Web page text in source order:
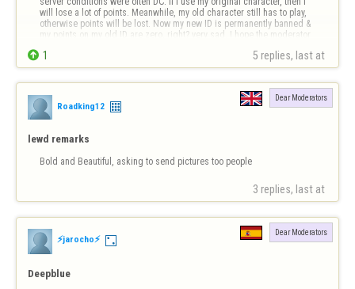
will lose a lot of points. Meanwhile, my old character still has to play,
otherwise points will be lost. Now my new ID is permanently banned &
my points on my old ID are zero, right? very sad. I hope the moderator
 1 5 replies, last at
Roadking12
Dear Moderators
lewd remarks
Bold and Beautiful, asking to send pictures too people
3 replies, last at
⚡jarocho⚡
Dear Moderators
Deepblue